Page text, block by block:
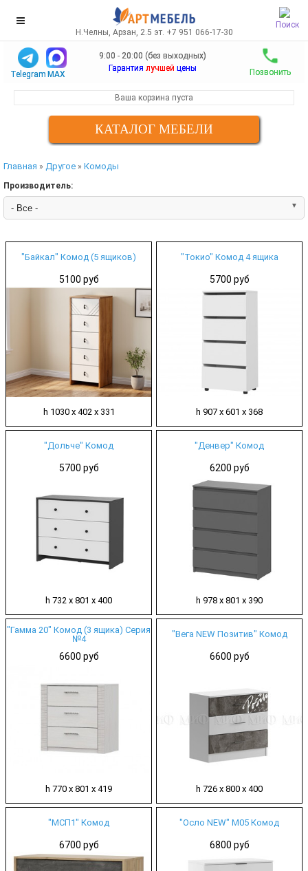
Поиск
Н.Челны, Арзан, 2.5 эт. +7 951 066-17-30
Telegram MAX
9:00 - 20:00 (без выходных)
Гарантия лучшей цены Позвонить
Ваша корзина пуста
КАТАЛОГ МЕБЕЛИ
Главная » Другое » Комоды
Производитель:
"Байкал" Комод (5 ящиков)
5100 руб
h 1030 х 402 х 331
"Токио" Комод 4 ящика
5700 руб
h 907 х 601 х 368
"Дольче" Комод
5700 руб
h 732 х 801 х 400
"Денвер" Комод
6200 руб
h 978 х 801 х 390
"Гамма 20" Комод (3 ящика) Серия
№4
6600 руб
h 770 х 801 х 419
"Вега NEW Позитив" Комод
6600 руб
h 726 х 800 х 400
"МСП1" Комод
6700 руб
"Осло NEW" М05 Комод
6800 руб